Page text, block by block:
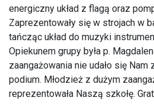
energiczny układ z flagą
Zaprezentowały się w strojach w
tańcząc układ do muzyki
Opiekunem grupy była p.
zaangażowania nie udało się
podium. Młodzież z dużym
reprezentowała Naszą szkołę.